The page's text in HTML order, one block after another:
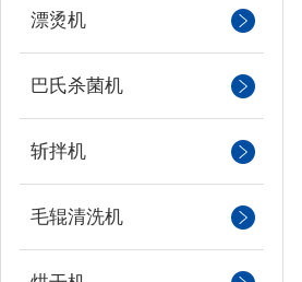
漂烫机
巴氏杀菌机
斩拌机
毛辊清洗机